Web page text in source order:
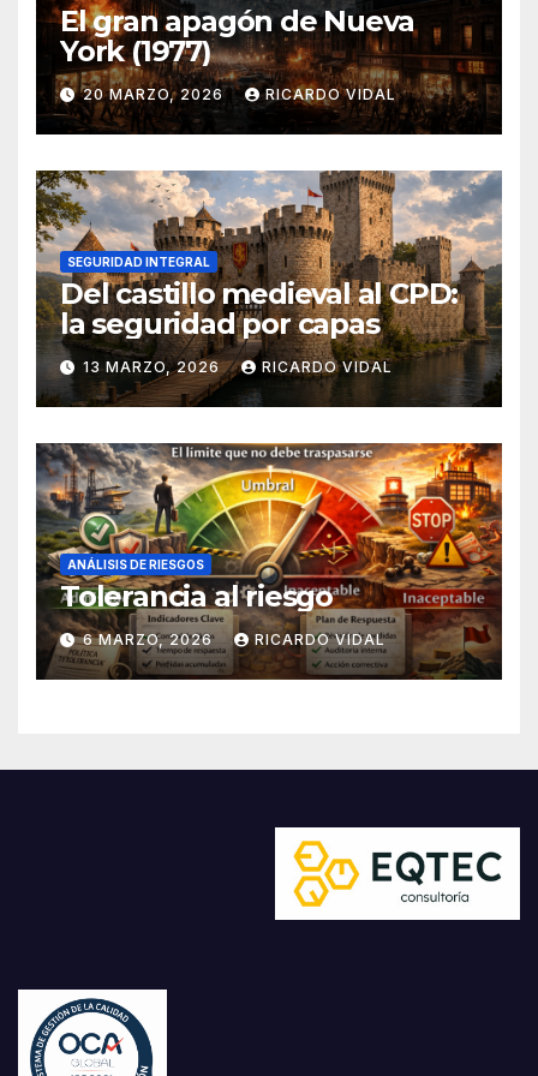
El gran apagón de Nueva
York (1977)
20 MARZO, 2026 RICARDO VIDAL
SEGURIDAD INTEGRAL
Del castillo medieval al CPD:
la seguridad por capas
13 MARZO, 2026 RICARDO VIDAL
ANÁLISIS DE RIESGOS
Tolerancia al riesgo
6 MARZO, 2026 RICARDO VIDAL